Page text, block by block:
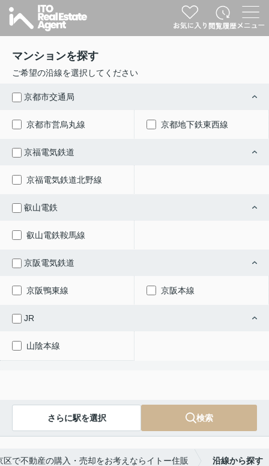
マンションを探す
ご希望の沿線を選択してください
京都市交通局
京都市営烏丸線 京都地下鉄東西線
京福電気鉄道
京福電気鉄道北野線
叡山電鉄
叡山電鉄鞍馬線
京阪電気鉄道
京阪鴨東線 京阪本線
JR
山陰本線
さらに駅を選択 検索
で不動産の購入・売却をお考えならイトー住販 沿線から探す